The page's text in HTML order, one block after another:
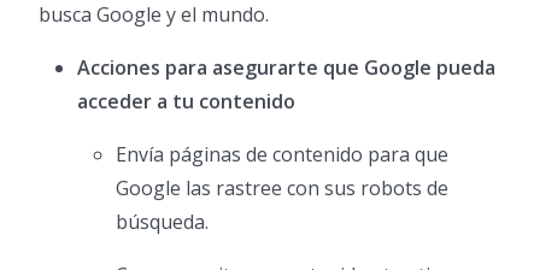
busca Google y el mundo.
Acciones para asegurarte que Google pueda
acceder a tu contenido
Envía páginas de contenido para que
Google las rastree con sus robots de
búsqueda.